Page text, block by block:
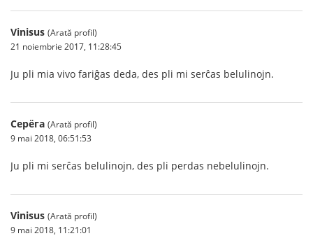
Vinisus (Arată profil)
21 noiembrie 2017, 11:28:45
Ju pli mia vivo fariĝas deda, des pli mi serĉas belulinojn.
Серёга (Arată profil)
9 mai 2018, 06:51:53
Ju pli mi serĉas belulinojn, des pli perdas nebelulinojn.
Vinisus (Arată profil)
9 mai 2018, 11:21:01